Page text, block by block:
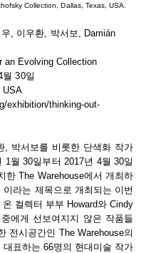
Collection, Dallas, Texas, USA.
, 이우환, 박서보, Damián
an Evolving Collection
월 30일
USA
exhibition/thinking-out-
, 박서보를 비롯한 단색화 작가
월 30일부터 2017년 4월 30일
한 The Warehouse에서 개최하
라는 제목으로 개최되는 이번
컬렉터 부부 Howard와 Cindy
에게 선보여지지 않은 작품들
전시공간인 The Warehouse의
표하는 66명의 현대미술 작가